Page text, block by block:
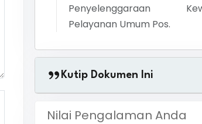
Penyelenggaraan
Pelayanan Umum Pos.
Kutip Dokumen Ini
Nilai Pengalaman Anda